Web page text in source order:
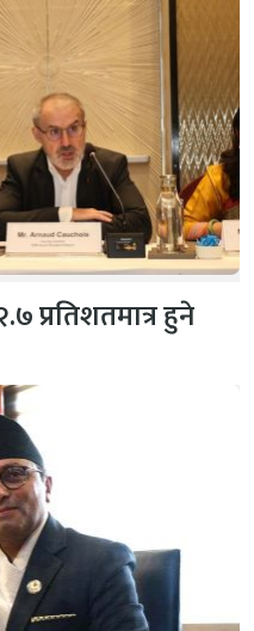
प्रतिशतमात्र हुने